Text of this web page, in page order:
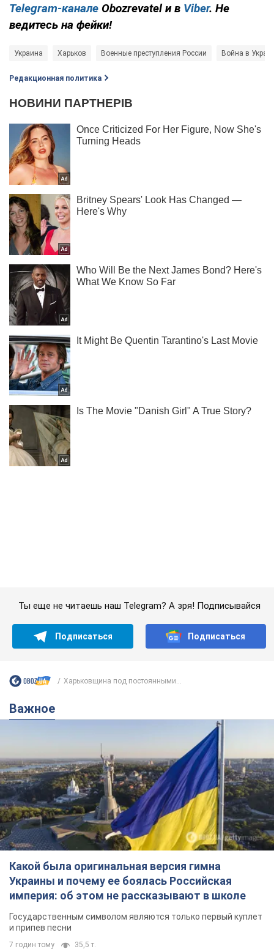
Telegram-канале Obozrevatel и в Viber. Не
ведитесь на фейки!
Украина Харьков Военные преступления России Война в
Редакционная политика
Какой была оригинальная версия гимна
Украины и почему ее боялась Российская
империя: об этом не рассказывают в школе
Государственным символом являются только первый куплет
и припев песни
7 годин тому 35,5 т.
Александру Пономареву – 53: что
известно о трех детях секс-
символа 90-х и как они выглядят
забывал о личном счастье